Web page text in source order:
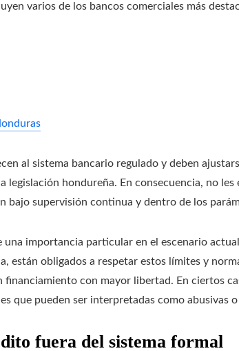
varios de los bancos comerciales más
al sistema bancario regulado y deben
legislación hondureña. En consecuencia, no
bajo supervisión continua y dentro de los
una importancia particular en el escenario
están obligados a respetar estos límites y
financiamiento con mayor libertad. En ciertos
que pueden ser interpretadas como abusivas
fuera del sistema formal